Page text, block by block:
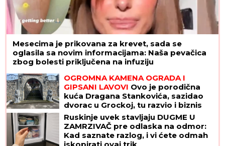
Mesecima je prikovana za krevet, sada se
oglasila sa novim informacijama: Naša pevačica
zbog bolesti priključena na infuziju
OGROMNA KAMENA OGRADA I
GIPSANI LAVOVI Ovo je porodična
kuća Dragana Stankovića, sazidao
dvorac u Grockoj, tu razvio i biznis
(VIDEO)
Ruskinje uvek stavljaju DUGME U
ZAMRZIVAČ pre odlaska na odmor:
Kad saznate razlog, i vi ćete odmah